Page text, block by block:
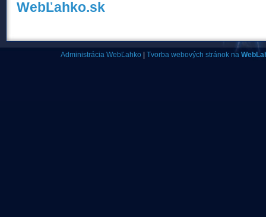
WebĽahko.sk
Administrácia WebĽahko Tvorba webových stránok na